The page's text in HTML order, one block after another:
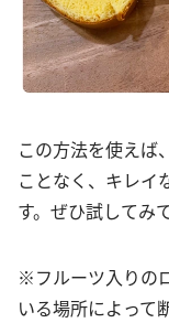
この方法を使えば
ことなく、キレイ
す。ぜひ試してみ
※フルーツ入りの
いる場所によって